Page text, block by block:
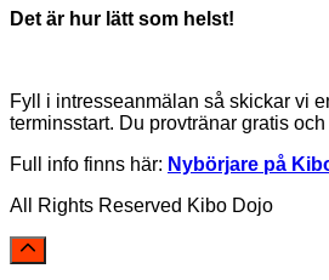
Det är hur lätt som helst!
Fyll i intresseanmälan så skickar vi
terminsstart. Du provtränar gratis
Full info finns här: Nybörjare på
All Rights Reserved Kibo Dojo